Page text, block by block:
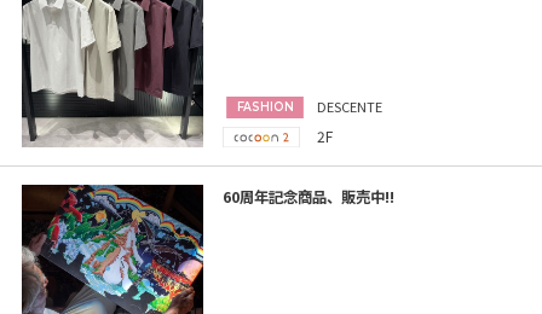
FASHION DESCENTE
2F
60周年記念商品、販売中!!